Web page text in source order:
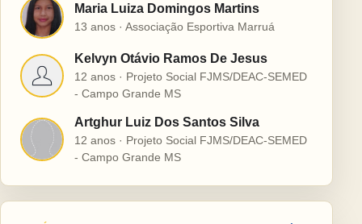
M Maria Luiza Domingos Martins
13 anos · Associação Esportiva Marruá
K
Kelvyn Otávio Ramos De Jesus
12 anos · Projeto Social FJMS/DEAC-SEMED
- Campo Grande MS
Artghur Luiz Dos Santos Silva
12 anos · Projeto Social FJMS/DEAC-SEMED
- Campo Grande MS